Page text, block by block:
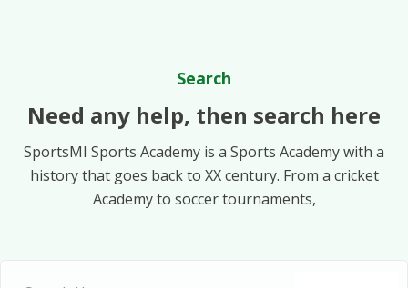
Search
Need any help, then search here
SportsMI Sports Academy is a Sports Academy with a
history that goes back to XX century. From a cricket
Academy to soccer tournaments,